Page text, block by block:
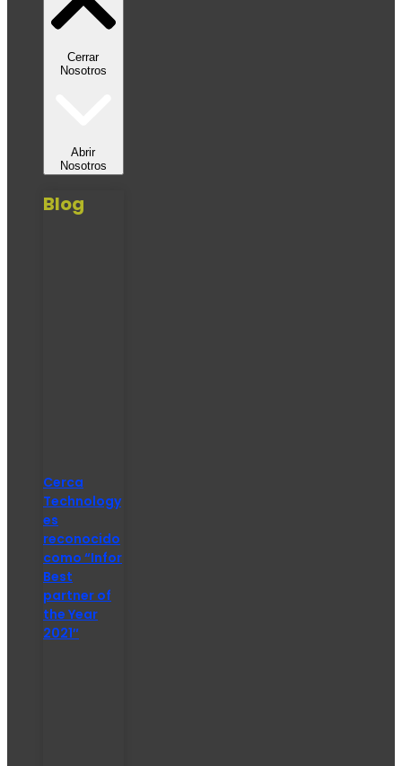
Cerrar
Nosotros
Abrir
Nosotros
Blog
Cerca
Technology
es
reconocido
como “Infor
Best
partner of
the Year
2021″